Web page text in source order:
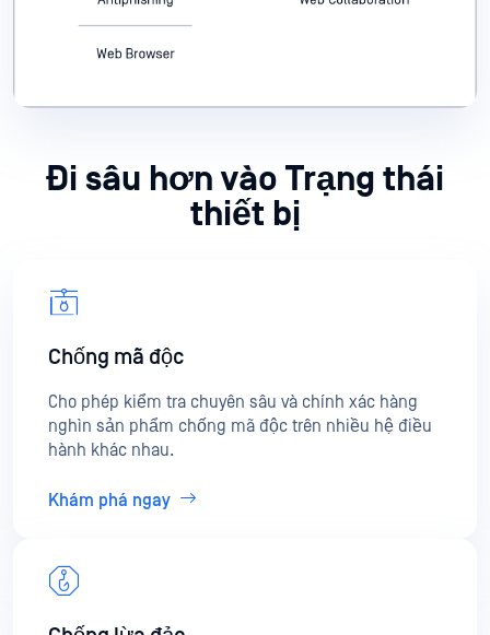
Đi sâu hơn vào Trạng thái
thiết bị
Chống mã độc
Cho phép kiểm tra chuyên sâu và chính xác hàng
nghìn sản phẩm chống mã độc trên nhiều hệ điều
hành khác nhau.
Khám phá ngay